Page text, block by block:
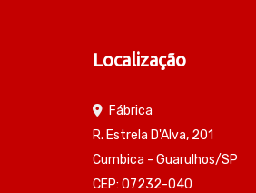
Localização
Fábrica
R. Estrela D'Alva, 201
Cumbica - Guarulhos/SP
CEP: 07232-040